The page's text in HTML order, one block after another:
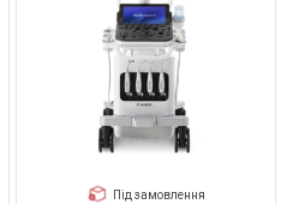
Під замовлення